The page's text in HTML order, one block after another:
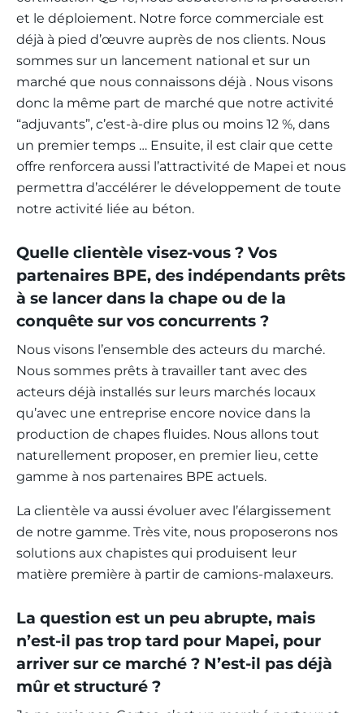
et le déploiement. Notre force commerciale est
déjà à pied d’œuvre auprès de nos clients. Nous
sommes sur un lancement national et sur un
marché que nous connaissons déjà . Nous visons
donc la même part de marché que notre activité
“adjuvants”, c’est-à-dire plus ou moins 12 %, dans
un premier temps … Ensuite, il est clair que cette
offre renforcera aussi l’attractivité de Mapei et nous
permettra d’accélérer le développement de toute
notre activité liée au béton.
Quelle clientèle visez-vous ? Vos
partenaires BPE, des indépendants prêts
à se lancer dans la chape ou de la
conquête sur vos concurrents ?
Nous visons l’ensemble des acteurs du marché.
Nous sommes prêts à travailler tant avec des
acteurs déjà installés sur leurs marchés locaux
qu’avec une entreprise encore novice dans la
production de chapes fluides. Nous allons tout
naturellement proposer, en premier lieu, cette
gamme à nos partenaires BPE actuels.
La clientèle va aussi évoluer avec l’élargissement
de notre gamme. Très vite, nous proposerons nos
solutions aux chapistes qui produisent leur
matière première à partir de camions-malaxeurs.
La question est un peu abrupte, mais
n’est-il pas trop tard pour Mapei, pour
arriver sur ce marché ? N’est-il pas déjà
mûr et structuré ?